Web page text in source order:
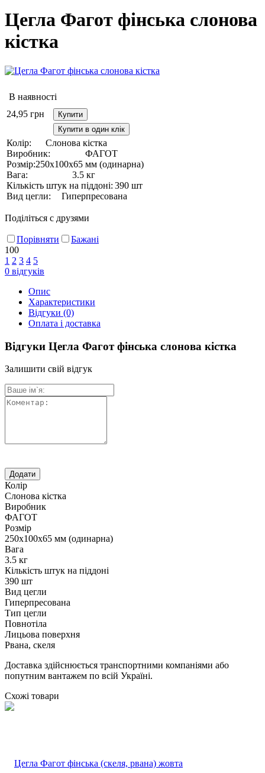
Цегла Фагот фінська слонова
кістка
В наявності
24,95 грн
Купити
Купити в один клік
Колір:
Слонова кістка
Виробник:
ФАГОТ
Розмір:250х100х65 мм (одинарна)
Вага:
3.5 кг
Кількість штук на піддоні: 390 шт
Вид цегли:
Гиперпресована
Поділіться с друзями
Порівняти
Бажані
100
1 2 3 4 5
0 відгуків
Опис
Характеристики
Відгуки (0)
Оплата і доставка
Відгуки Цегла Фагот фінська слонова кістка
Залишити свій відгук
Колір
Слонова кістка
Виробник
ФАГОТ
Розмір
250х100х65 мм (одинарна)
Вага
3.5 кг
Кількість штук на піддоні
390 шт
Вид цегли
Гиперпресована
Тип цегли
Повнотіла
Лицьова поверхня
Рвана, скеля
Доставка здійснюється транспортними компаніями або
попутним вантажем по всій Україні.
Схожі товари